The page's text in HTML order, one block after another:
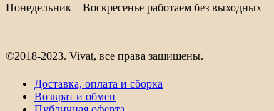
Понедельник – Воскресенье работаем без выходных
©2018-2023. Vivat, все права защищены.
Доставка, оплата и сборка
Возврат и обмен